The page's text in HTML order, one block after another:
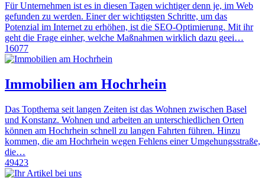
Für Unternehmen ist es in diesen Tagen wichtiger denn je, im Web
gefunden zu werden. Einer der wichtigsten Schritte, um das
Potenzial im Internet zu erhöhen, ist die SEO-Optimierung. Mit ihr
geht die Frage einher, welche Maßnahmen wirklich dazu geei…
16077
Immobilien am Hochrhein
Das Topthema seit langen Zeiten ist das Wohnen zwischen Basel
und Konstanz. Wohnen und arbeiten an unterschiedlichen Orten
können am Hochrhein schnell zu langen Fahrten führen. Hinzu
kommen, die am Hochrhein wegen Fehlens einer Umgehungsstraße,
die…
49423